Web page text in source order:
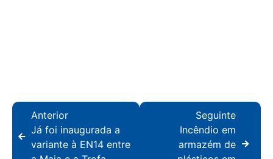
Anterior
Já foi inaugurada a
variante à EN14 entre
Seguinte
Incêndio em
armazém de